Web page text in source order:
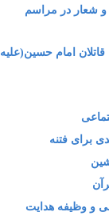
شعار در مراسم
قاتلان امام حسین(علیه
براى فتنه
و وظیفه هدایت